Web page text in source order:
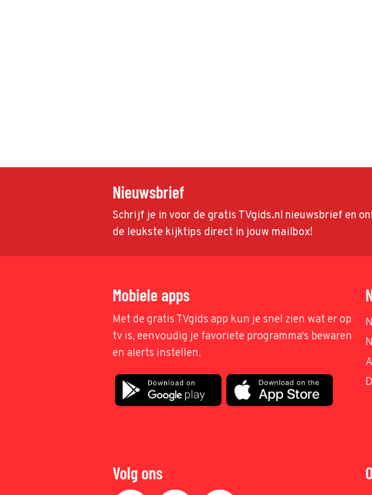
Nieuwsbrief
Schrijf je in voor de gratis TVgids.nl nieuwsbrief en
de leukste kijktips direct in jouw mailbox!
Mobiele apps
Met de gratis TVgids app kun je snel zien wat er op
tv is, eenvoudig je favoriete programma's bewaren
en alerts instellen.
Volg ons